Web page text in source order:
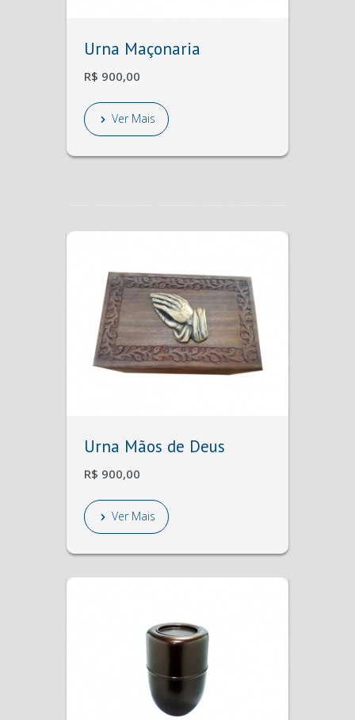
Urna Maçonaria
R$ 900,00
Ver Mais
Urna Mãos de Deus
R$ 900,00
Ver Mais